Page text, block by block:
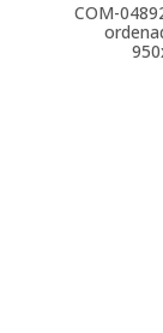
COM-